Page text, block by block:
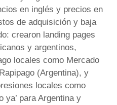
en inglés y precios en
de adquisición y baja
crearon landing pages
y argentinos,
locales como Mercado
(Argentina), y
locales como
ya’ para Argentina y